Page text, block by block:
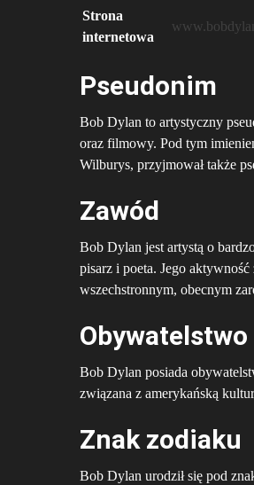
Strona
internetowa
Pseudonim
Bob Dylan to artystyczny
oraz filmowy. Pod tym
Wilburys, przyjmował także
Zawód
Bob Dylan jest artystą o
pisarz i poeta. Jego
wszechstronnym, obecnym
Obywatelstwo
Bob Dylan posiada
związana z amerykańską
Znak zodiaku
Bob Dylan urodził się pod